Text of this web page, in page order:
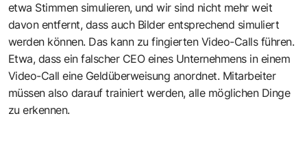
etwa Stimmen simulieren, und wir sind nicht mehr weit
davon entfernt, dass auch Bilder entsprechend simuliert
werden können. Das kann zu fingierten Video-Calls führen.
Etwa, dass ein falscher CEO eines Unternehmens in einem
Video-Call eine Geldüberweisung anordnet. Mitarbeiter
müssen also darauf trainiert werden, alle möglichen Dinge
zu erkennen.